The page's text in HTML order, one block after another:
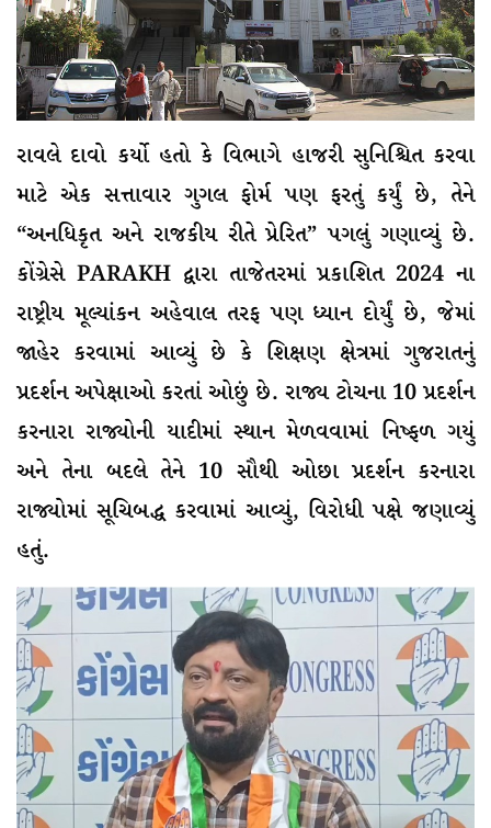
રાવલે દાવો કર્યો હતો કે વિભાગે હાજરી સુનિશ્ચિત કરવા
માટે એક સત્તાવાર ગુગલ ફોર્મ પણ ફરતું કર્યું છે, તેને
“અનધિકૃત અને રાજકીય રીતે પ્રેરિત” પગલું ગણાવ્યું છે.
કોંગ્રેસે PARAKH દ્વારા તાજેતરમાં પ્રકાશિત 2024 ના
રાષ્ટ્રીય મૂલ્યાંકન અહેવાલ તરફ પણ ધ્યાન દોર્યું છે, જેમાં
જાહેર કરવામાં આવ્યું છે કે શિક્ષણ ક્ષેત્રમાં ગુજરાતનું
પ્રદર્શન અપેક્ષાઓ કરતાં ઓછું છે. રાજ્ય ટોચના 10 પ્રદર્શન
કરનારા રાજ્યોની યાદીમાં સ્થાન મેળવવામાં નિષ્ફળ ગયું
અને તેના બદલે તેને 10 સૌથી ઓછા પ્રદર્શન કરનારા
રાજ્યોમાં સૂચિબદ્ધ કરવામાં આવ્યું, વિરોધી પક્ષે જણાવ્યું
હતું.